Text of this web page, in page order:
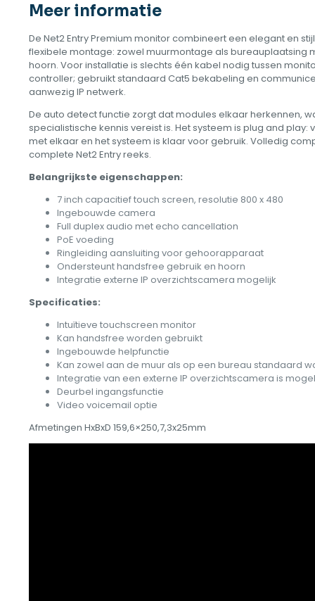
Meer informatie
De Net2 Entry Premium monitor combineert een elegant en
flexibele montage: zowel muurmontage als bureauplaatsing
hoorn. Voor installatie is slechts één kabel nodig tussen
controller; gebruikt standaard Cat5 bekabeling en
aanwezig IP netwerk.
De auto detect functie zorgt dat modules elkaar herkennen,
specialistische kennis vereist is. Het systeem is plug and play:
met elkaar en het systeem is klaar voor gebruik. Volledig
complete Net2 Entry reeks.
Belangrijkste eigenschappen:
7 inch capacitief touch screen, resolutie 800 x 480
Ingebouwde camera
Full duplex audio met echo cancellation
PoE voeding
Ringleiding aansluiting voor gehoorapparaat
Ondersteunt handsfree gebruik en hoorn
Integratie externe IP overzichtscamera mogelijk
Specificaties:
Intuïtieve touchscreen monitor
Kan handsfree worden gebruikt
Ingebouwde helpfunctie
Kan zowel aan de muur als op een bureau standaard
Integratie van een externe IP overzichtscamera is
Deurbel ingangsfunctie
Video voicemail optie
Afmetingen HxBxD 159,6×250,7,3x25mm